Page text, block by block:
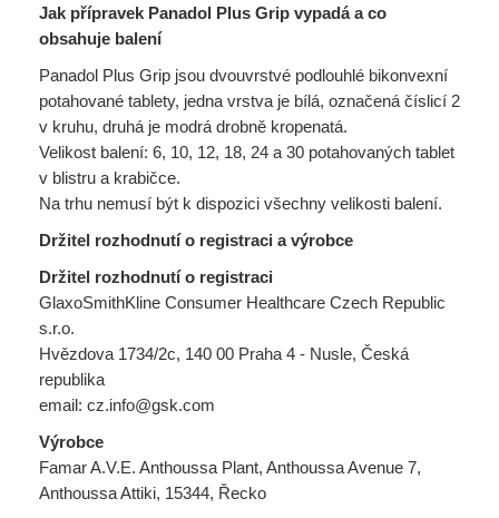
Jak přípravek Panadol Plus Grip vypadá a co
obsahuje balení
Panadol Plus Grip jsou dvouvrstvé podlouhlé bikonvexní
potahované tablety, jedna vrstva je bílá, označená číslicí 2
v kruhu, druhá je modrá drobně kropenatá.
Velikost balení: 6, 10, 12, 18, 24 a 30 potahovaných tablet
v blistru a krabičce.
Na trhu nemusí být k dispozici všechny velikosti balení.
Držitel rozhodnutí o registraci a výrobce
Držitel rozhodnutí o registraci
GlaxoSmithKline Consumer Healthcare Czech Republic
s.r.o.
Hvězdova 1734/2c, 140 00 Praha 4 - Nusle, Česká
republika
email: cz.info@gsk.com
Výrobce
Famar A.V.E. Anthoussa Plant, Anthoussa Avenue 7,
Anthoussa Attiki, 15344, Řecko